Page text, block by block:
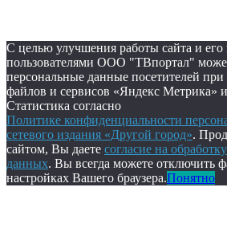
С целью улучшения работы сайта и его
пользователями ООО "ТВпортал"
персональные данные посетителей
файлов и сервисов «Яндекс Метрика»
Статистика согласно
Политике конфиденциальности
сетевого издания «Другой город».
сайтом, Вы даете согласие на
данных. Вы всегда можете отключить
настройках Вашего браузера.Понятно